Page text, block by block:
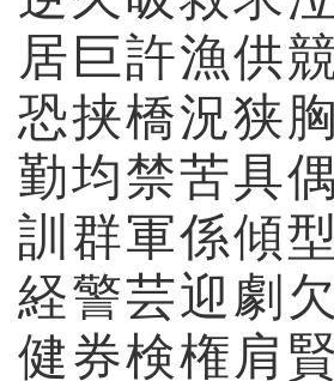
居 巨許漁供競
恐挟橋況狭 胸
勤均禁苦具偶
訓 群軍係傾型
経警芸迎 劇 欠
健券検権 肩 賢